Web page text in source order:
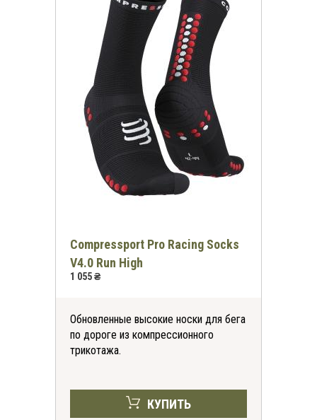
Compressport Pro Racing Socks
V4.0 Run High
1 055 ₴
Обновленные высокие носки для бега
по дороге из компрессионного
трикотажа.
КУПИТЬ